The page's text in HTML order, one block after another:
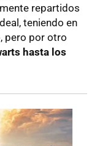
repartidos
teniendo en
pero por otro
hasta los